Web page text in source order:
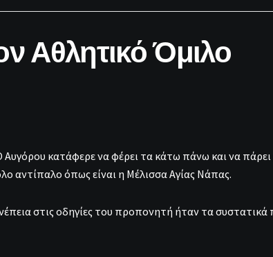
Αθλητικό Όμιλο
κατάφερε να φέρει τα κάτω πάνω και να πάρει
αντίπαλο όπως είναι η Μέλισσα Αγίας Νάπας.
στις οδηγίες του προπονητή ήταν τα συστατικά